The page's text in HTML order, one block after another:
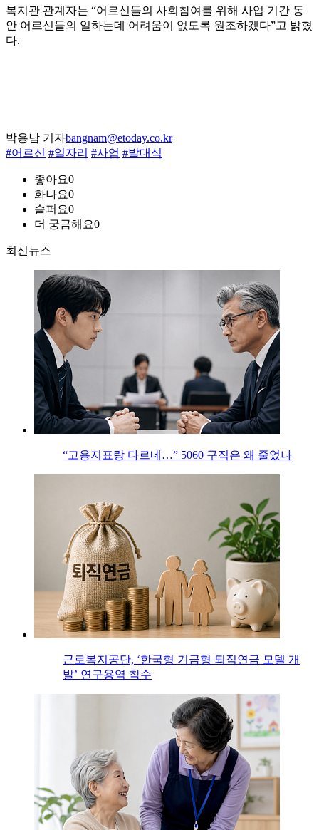
복지관 관계자는 “어르신들의 사회참여를 위해 사업 기간 동
안 어르신들의 일하는데 어려움이 없도록 원조하겠다”고 밝혔
다.
박용남 기자bangnam@etoday.co.kr
#어르신 #일자리 #사업 #발대식
좋아요0
화나요0
슬퍼요0
더 궁금해요0
최신뉴스
“고용지표랑 다르네…” 5060 구직은 왜 줄었나
근로복지공단, ‘한국형 기금형 퇴직연금 모델 개
발’ 연구용역 착수